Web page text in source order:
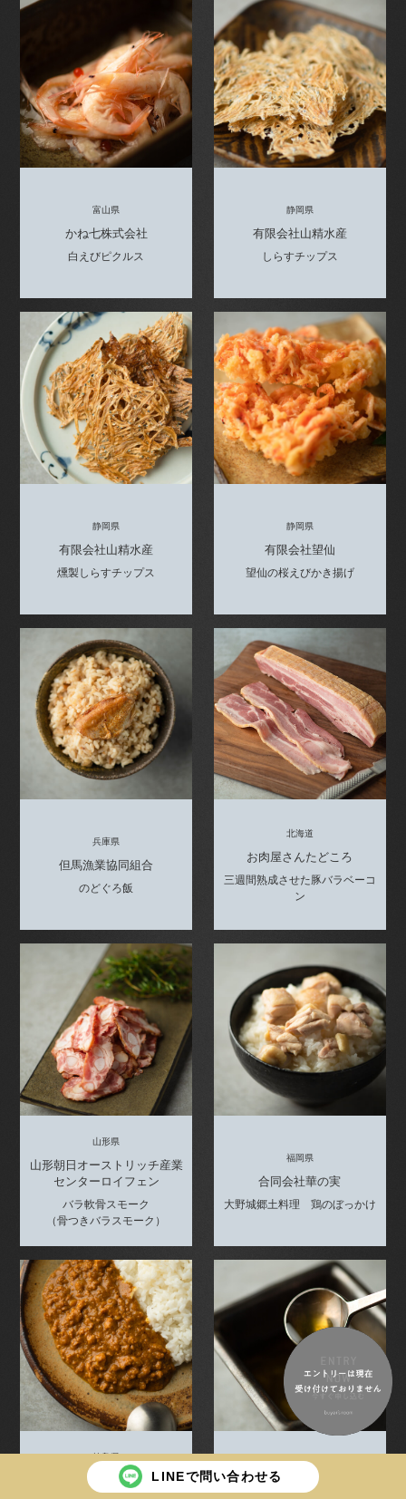
富山県
かね七株式会社
白えびピクルス
静岡県
有限会社山精水産
しらすチップス
静岡県
有限会社山精水産
燻製しらすチップス
静岡県
有限会社望仙
望仙の桜えびかき揚げ
兵庫県
但馬漁業協同組合
のどぐろ飯
北海道
お肉屋さんたどころ
三週間熟成させた豚バラベーコ
ン
山形県
山形朝日オーストリッチ産業
センターロイフェン
バラ軟骨スモーク
（骨つきバラスモーク）
福岡県
合同会社華の実
大野城郷土料理 鶏のぼっかけ
徳島県
自然派ハム工房 リーベフラLINEで問い合わせる